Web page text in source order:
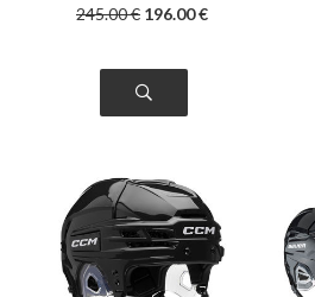
245.00€ 196.00€